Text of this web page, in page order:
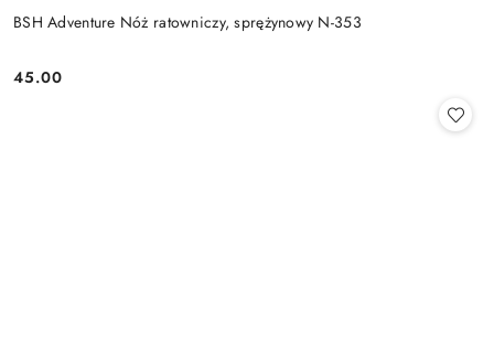
BSH Adventure Nóż ratowniczy, sprężynowy N-353
Cena:
45.00